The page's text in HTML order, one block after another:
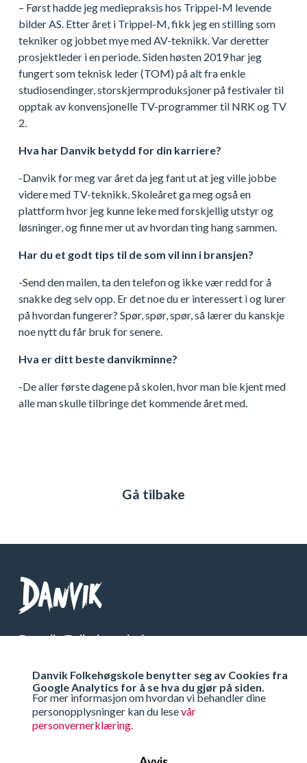
Danvik Folkehøgskole benytter seg av Cookies fra
Google Analytics for å se hva du gjør på siden.
For mer informasjon om hvordan vi behandler dine
personopplysninger kan du lesevår
personvernerklæring.
– Først hadde jeg mediepraksis hos Trippel-M levende
bilder AS. Etter året i Trippel-M, fikk jeg en stilling som
tekniker og jobbet mye med AV-teknikk. Var deretter
prosjektleder i en periode. Siden høsten 2019 har jeg
fungert som teknisk leder (TOM) på alt fra enkle
studiosendinger, storskjermproduksjoner på festivaler til
opptak av konvensjonelle TV-programmer til NRK og TV
2.
Hva har Danvik betydd for din karriere?
-Danvik for meg var året da jeg fant ut at jeg ville jobbe
videre med TV-teknikk. Skoleåret ga meg også en
plattform hvor jeg kunne leke med forskjellig utstyr og
løsninger, og finne mer ut av hvordan ting hang sammen.
Har du et godt tips til de som vil inn i bransjen?
-Send den mailen, ta den telefon og ikke vær redd for å
snakke deg selv opp. Er det noe du er interessert i og lurer
på hvordan fungerer? Spør, spør, spør, så lærer du kanskje
noe nytt du får bruk for senere.
Hva er ditt beste danvikminne?
-De aller første dagene på skolen, hvor man ble kjent med
alle man skulle tilbringe det kommende året med.
Gå tilbake
Danvik Folkehøgskole
Org Nr: 971 538 333
Få veibeskrivelse